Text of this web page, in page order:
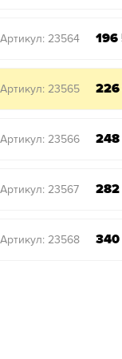
Артикул: 23564 196
Артикул: 23565
Артикул: 23566
Артикул: 23567
Артикул: 23568 340